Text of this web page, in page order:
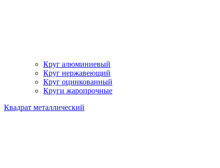
Круг алюминиевый
Круг нержавеющий
Круг оцинкованный
Круги жаропрочные
Квадрат металлический